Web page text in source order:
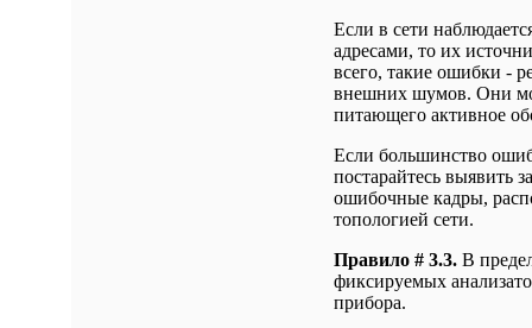
Если в сети
адресами, то их
всего, такие ошибки -
внешних шумов. Они
питающего активное
Если большинство
постарайтесь выявить
ошибочные кадры,
топологией сети.
Правило # 3.3. В
фиксируемых
прибора.